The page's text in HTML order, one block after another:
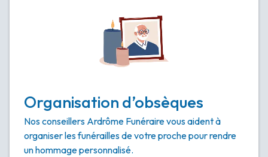
Organisation d’obsèques
Nos conseillers Ardrôme Funéraire vous aident à
organiser les funérailles de votre proche pour rendre
un hommage personnalisé.